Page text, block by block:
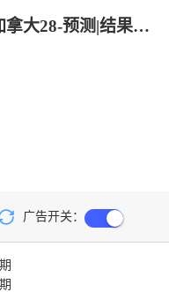
谨记域名-28yC.com 加拿大28-预测|结果查询|加拿大结果咪牌查询|加拿大PC28大神预测|加拿大28刮奖预测|加拿大PC历史走势
广告开关：